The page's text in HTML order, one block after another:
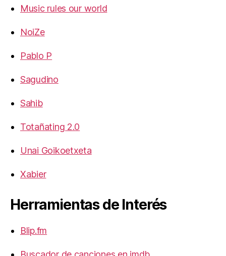
Music rules our world
NoiZe
Pablo P
Sagudino
Sahib
Totañating 2.0
Unai Goikoetxeta
Xabier
Herramientas de Interés
Blip.fm